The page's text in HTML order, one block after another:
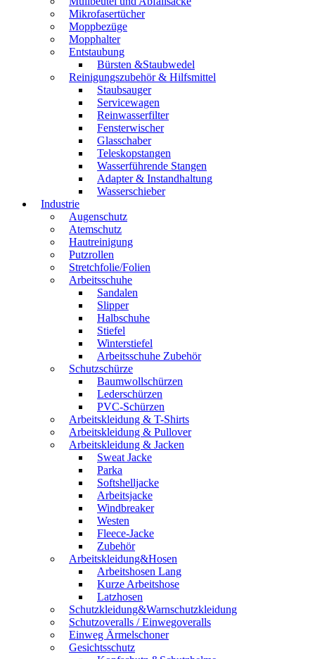
Mikrofasertücher
Moppbezüge
Mopphalter
Entstaubung
Bürsten &Staubwedel
Reinigungszubehör & Hilfsmittel
Staubsauger
Servicewagen
Reinwasserfilter
Fensterwischer
Glasschaber
Teleskopstangen
Wasserführende Stangen
Adapter & Instandhaltung
Wasserschieber
Industrie
Augenschutz
Atemschutz
Hautreinigung
Putzrollen
Stretchfolie/Folien
Arbeitsschuhe
Sandalen
Slipper
Halbschuhe
Stiefel
Winterstiefel
Arbeitsschuhe Zubehör
Schutzschürze
Baumwollschürzen
Lederschürzen
PVC-Schürzen
Arbeitskleidung & T-Shirts
Arbeitskleidung & Pullover
Arbeitskleidung & Jacken
Sweat Jacke
Parka
Softshelljacke
Arbeitsjacke
Windbreaker
Westen
Fleece-Jacke
Zubehör
Arbeitskleidung&Hosen
Arbeitshosen Lang
Kurze Arbeitshose
Latzhosen
Schutzkleidung&Warnschutzkleidung
Schutzoveralls / Einwegoveralls
Einweg Ärmelschoner
Gesichtsschutz